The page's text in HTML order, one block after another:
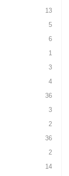
13
5
6
1
3
4
36
3
2
36
2
14